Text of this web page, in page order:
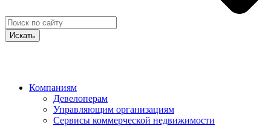
Искать
Компаниям
Девелоперам
Управляющим организациям
Сервисы коммерческой недвижимости